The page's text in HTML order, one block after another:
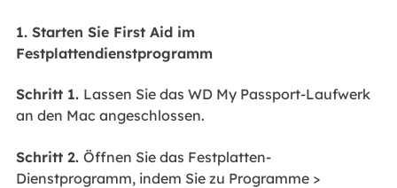
1. Starten Sie First Aid im
Festplattendienstprogramm
Schritt 1. Lassen Sie das WD My Passport-Laufwerk
an den Mac angeschlossen.
Schritt 2. Öffnen Sie das Festplatten-
Dienstprogramm, indem Sie zu Programme >